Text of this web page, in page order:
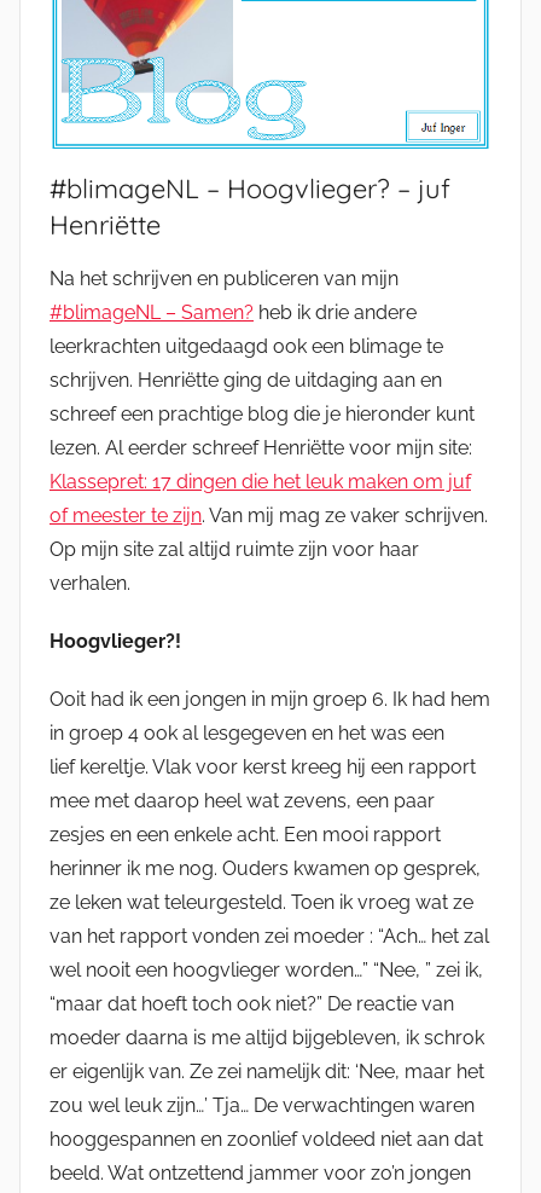
#blimageNL – Hoogvlieger? – juf
Henriëtte
Na het schrijven en publiceren van mijn
#blimageNL – Samen? heb ik drie andere
leerkrachten uitgedaagd ook een blimage te
schrijven. Henriëtte ging de uitdaging aan en
schreef een prachtige blog die je hieronder kunt
lezen. Al eerder schreef Henriëtte voor mijn site:
Klassepret: 17 dingen die het leuk maken om juf
of meester te zijn. Van mij mag ze vaker schrijven.
Op mijn site zal altijd ruimte zijn voor haar
verhalen.
Hoogvlieger?!
Ooit had ik een jongen in mijn groep 6. Ik had hem
in groep 4 ook al lesgegeven en het was een
lief kereltje. Vlak voor kerst kreeg hij een rapport
mee met daarop heel wat zevens, een paar
zesjes en een enkele acht. Een mooi rapport
herinner ik me nog. Ouders kwamen op gesprek,
ze leken wat teleurgesteld. Toen ik vroeg wat ze
van het rapport vonden zei moeder : “Ach… het zal
wel nooit een hoogvlieger worden…” “Nee, ” zei ik,
“maar dat hoeft toch ook niet?” De reactie van
moeder daarna is me altijd bijgebleven, ik schrok
er eigenlijk van. Ze zei namelijk dit: ‘Nee, maar het
zou wel leuk zijn…’ Tja… De verwachtingen waren
hooggespannen en zoonlief voldeed niet aan dat
beeld. Wat ontzettend jammer voor zo’n jongen